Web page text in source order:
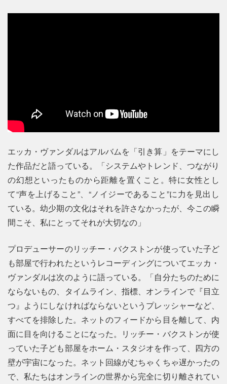
エッカ・ヴァンダルはアルバムを「引き算」をテーマにし
た作品だと語っている。「システムやトレンド、つながり
の幻想といったものから距離を置くこと。特に女性とし
て“声を上げること”、“ノイジーであること”に力を見出し
ている。幼少期の文化はそれを許さなかったが、今この瞬
間こそ、私にとってそれが大切なの」
プロデューサーのリッチー・バクストンが使っていた子ど
も部屋で行われたというレコーディングについてエッカ・
ヴァンダルは次のように語っている。「自分たちのために
ならないもの、タイムライン、指標、オンラインで『目立
つ』ようにしなければならないというプレッシャーなど、
すべてを排除した。ネットのフィードから目を離して、内
面に目を向けることになった。リッチー・バクストンが使
っていた子ども部屋をホーム・スタジオを作って、四方の
壁が宇宙になった。ネット回線がむちゃくちゃ遅かったの
で、私たちはオンラインの世界から完全に切り離されてい